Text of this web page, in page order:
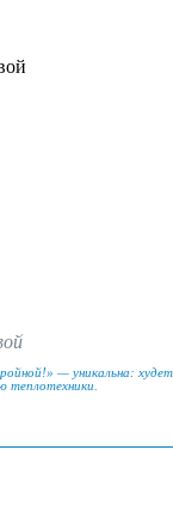
— уникальна:
теплотехники.